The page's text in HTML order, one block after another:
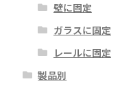
壁に固定
ガラスに固定
レールに固定
製品別